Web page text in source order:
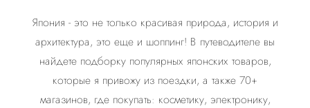
Япония - это не только красивая природа, история и
архитектура, это еще и шоппинг! В путеводителе вы
найдете подборку популярных японских товаров,
которые я привожу из поездки, а также 70+
магазинов, где покупать: косметику, электронику,